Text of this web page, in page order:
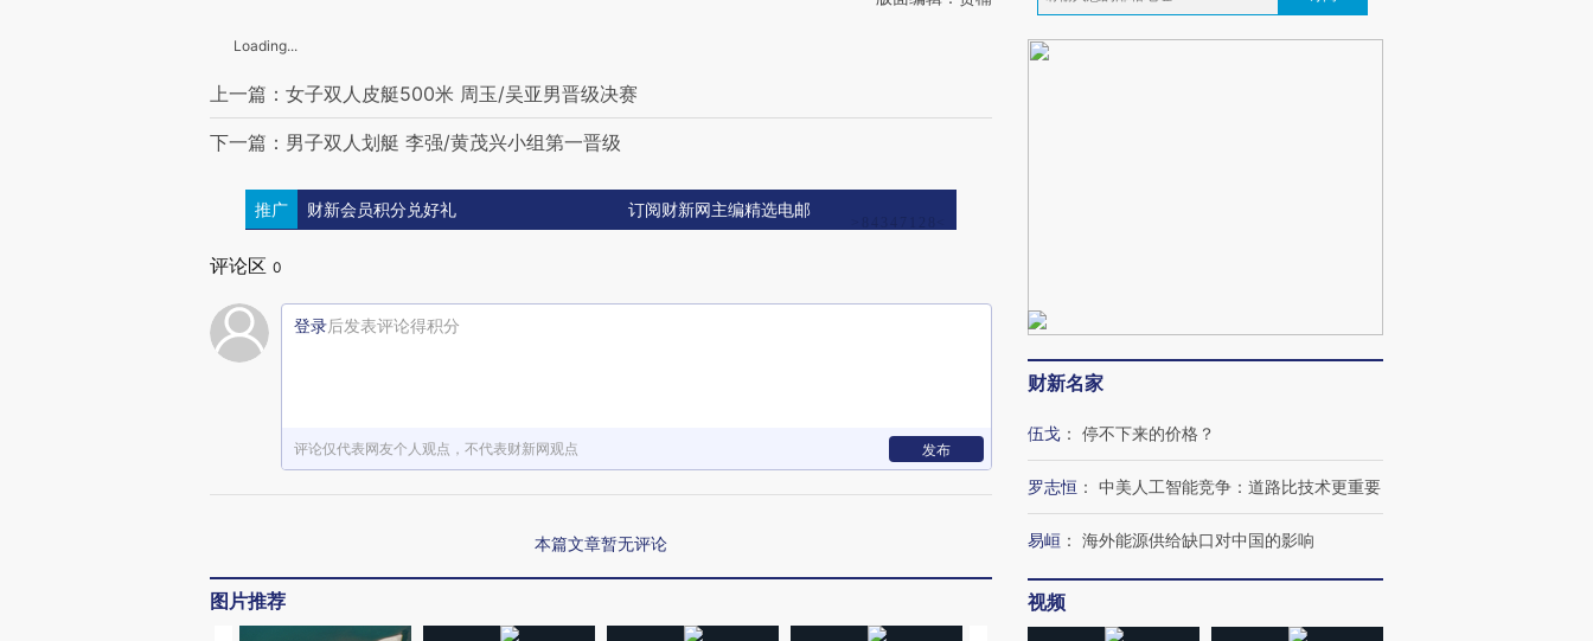
Loading...
上一篇：女子双人皮艇500米 周玉/吴亚男晋级决赛
下一篇：男子双人划艇 李强/黄茂兴小组第一晋级
推广 财新会员积分兑好礼 订阅财新网主编精选电邮
评论区 0
登录后发表评论得积分
评论仅代表网友个人观点，不代表财新网观点 发布
本篇文章暂无评论
图片推荐
财新名家
伍戈 ： 停不下来的价格？
罗志恒 ： 中美人工智能竞争：道路比技术更重要
易峘 ： 海外能源供给缺口对中国的影响
视频